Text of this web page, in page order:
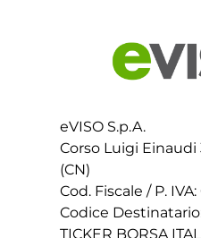
eVISO S.p.A.
Corso Luigi Einaudi
(CN)
Cod. Fiscale / P.
Codice
TICKER BORSA